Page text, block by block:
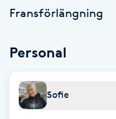
Bambumassage
BIAB
Fransförlängning
Personal
Sofie